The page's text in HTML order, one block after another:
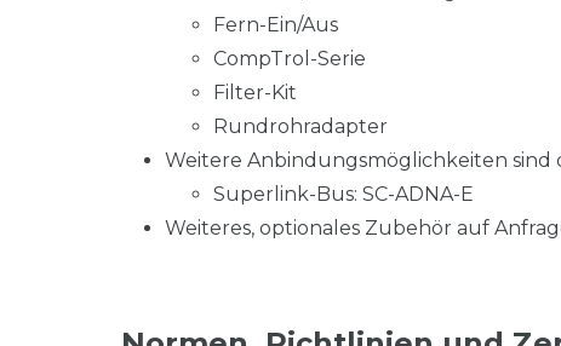
Fern-Ein/Aus
CompTrol-Serie
Filter-Kit
Rundrohradapter
Weitere Anbindungsmöglichkeiten sind
Superlink-Bus: SC-ADNA-E
Weiteres, optionales Zubehör auf